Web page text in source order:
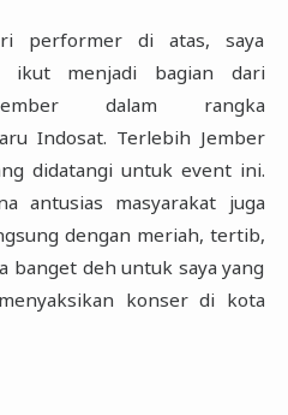
performer di atas, saya
ikut menjadi bagian dari
Jember dalam rangka
Indosat. Terlebih Jember
didatangi untuk event ini.
antusias masyarakat ‎juga
dengan meriah, tertib,
banget deh ‎untuk saya yang
konser di kota